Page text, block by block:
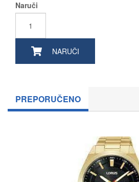
Naruči
NARUČI
PREPORUČENO